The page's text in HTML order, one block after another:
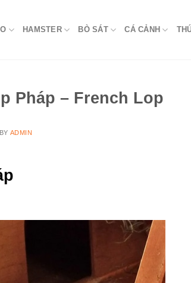
HAMSTER BÒ SÁT CÁ CẢNH
Pháp – French Lop
BY ADMIN